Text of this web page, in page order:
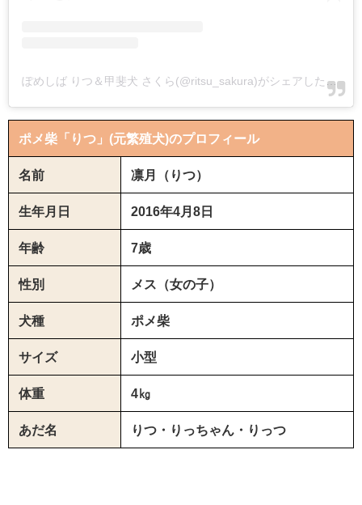
ぽめしば りつ＆甲斐犬 さくら(@ritsu_sakura)がシェアした投稿
ポメ柴「りつ」(元繁殖犬)のプロフィール
名前 凛月（りつ）
生年月日 2016年4月8日
年齢 7歳
性別 メス（女の子）
犬種 ポメ柴
サイズ 小型
体重 4㎏
あだ名 りつ・りっちゃん・りっつ